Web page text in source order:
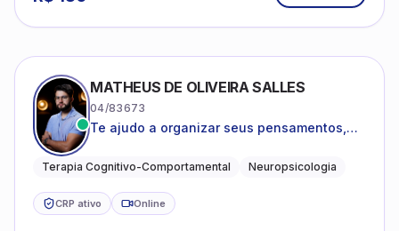
MATHEUS DE OLIVEIRA SALLES
04/83673
Te ajudo a organizar seus pensamentos,
clareza e sentido, com uma terapia
Terapia Cognitivo-Comportamental Neuropsicologia
CRP ativo Online